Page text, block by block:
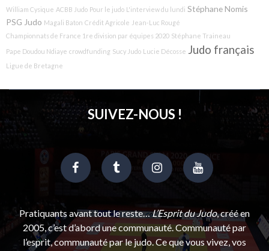
William Cysique ACBB Judo Pour le judo L'interview du lundi Stéphane Nomis
PSG Judo Magali Baton Crédit Agricole Jean-Luc Rougé
Championnats de France 1re division par équipes 2020 Stéphane Traineau
Pape Doudou Ndiaye crowdfunding Sucy Judo Lucie Décosse Judo français
Ligue de Bretagne
SUIVEZ-NOUS !
Pratiquants avant tout le reste…L’Esprit du Judo, créé en
2005, c’est d’abord une communauté. Communauté par
l’esprit, communauté par le judo. Ce que vous vivez, vos